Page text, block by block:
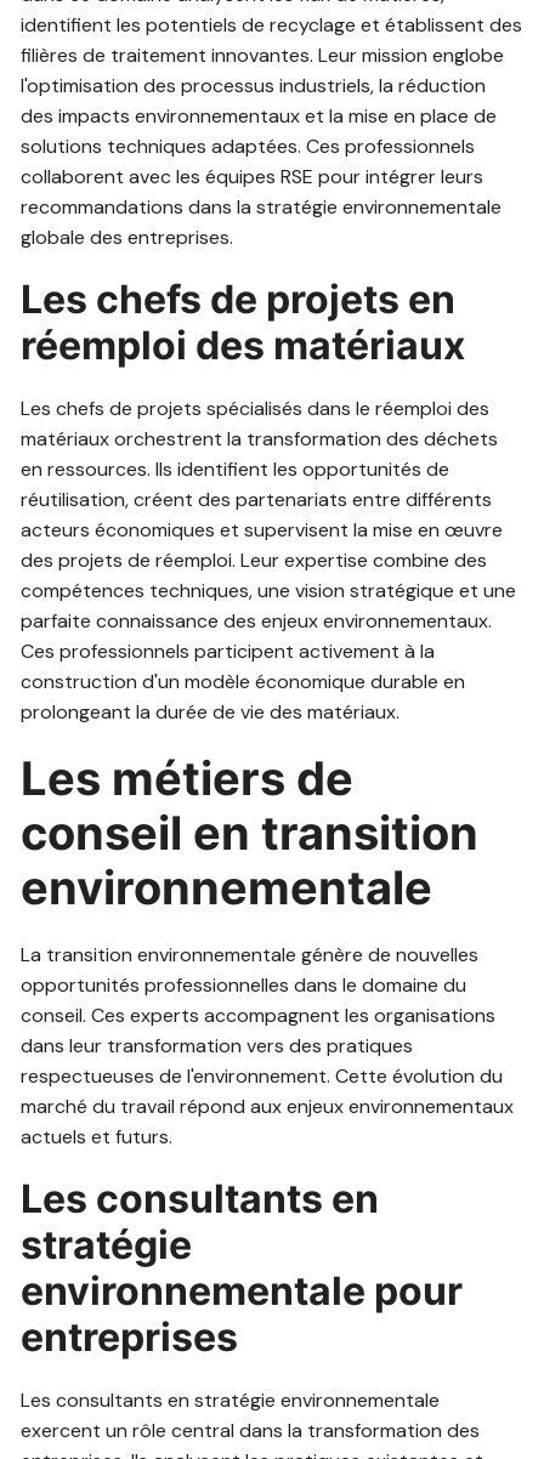
identifient les potentiels de recyclage et établissent des
filières de traitement innovantes. Leur mission englobe
l'optimisation des processus industriels, la réduction
des impacts environnementaux et la mise en place de
solutions techniques adaptées. Ces professionnels
collaborent avec les équipes RSE pour intégrer leurs
recommandations dans la stratégie environnementale
globale des entreprises.
Les chefs de projets en
réemploi des matériaux
Les chefs de projets spécialisés dans le réemploi des
matériaux orchestrent la transformation des déchets
en ressources. Ils identifient les opportunités de
réutilisation, créent des partenariats entre différents
acteurs économiques et supervisent la mise en œuvre
des projets de réemploi. Leur expertise combine des
compétences techniques, une vision stratégique et une
parfaite connaissance des enjeux environnementaux.
Ces professionnels participent activement à la
construction d'un modèle économique durable en
prolongeant la durée de vie des matériaux.
Les métiers de
conseil en transition
environnementale
La transition environnementale génère de nouvelles
opportunités professionnelles dans le domaine du
conseil. Ces experts accompagnent les organisations
dans leur transformation vers des pratiques
respectueuses de l'environnement. Cette évolution du
marché du travail répond aux enjeux environnementaux
actuels et futurs.
Les consultants en
stratégie
environnementale pour
entreprises
Les consultants en stratégie environnementale
exercent un rôle central dans la transformation des